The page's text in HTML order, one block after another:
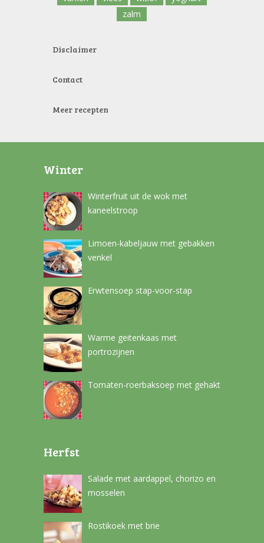
zalm
Disclaimer
Contact
Meer recepten
Winter
Winterfruit uit de wok met
kaneelstroop
Limoen-kabeljauw met gebakken
venkel
Erwtensoep stap-voor-stap
Warme geitenkaas met
portrozijnen
Tomaten-roerbaksoep met gehakt
Herfst
Salade met aardappel, chorizo en
mosselen
Rostikoek met brie